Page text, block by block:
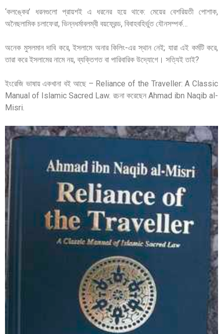
‘কলঙ্কের’ ধরনগুলো প্রায়শই এ ধরনের হয়ে থাকে: মেয়ের বেশরিয়তী পোশাক,
অনৈছলামিক চলাফেরা, ভিন্নধর্মাবলম্বী বয়ফ্রেন্ড, বিবাহবহির্ভুত যৌনসম্পর্ক…
অনেক মুসলমান দাবি করে, ইসলামে অনার কিলিং-এর স্থান নেই; যারা এই কর্মটি করে,
তারা করে ইসলামের নামে নয়, ব্যক্তিগত বা পারিবারিক উদ্যোগে। সত্যিই তাই?
ইংরেজি ভাষায় একখানা বই আছে – Reliance of the Traveller: A Classic
Manual of Islamic Sacred Law. রচনা করেছেন Ahmad ibn Naqib al-
Misri.